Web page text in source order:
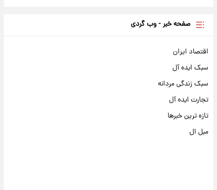
صفحه خبر - وب گردی
اقتصاد ایران
سبک ایده آل
سبک زندگی مردانه
تجارت ایده آل
تازه ترین خبرها
مبل ال